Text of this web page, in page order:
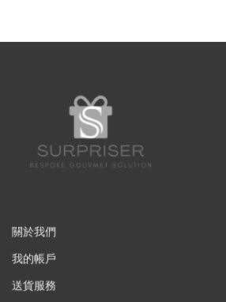
關於我們
我的帳戶
送貨服務